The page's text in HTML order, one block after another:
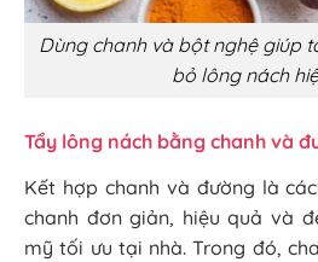
Dùng chanh và bột nghệ giúp
bỏ lông nách
Tẩy lông nách bằng chanh và
Kết hợp chanh và đường là
chanh đơn giản, hiệu quả và
mỹ tối ưu tại nhà. Trong đó,